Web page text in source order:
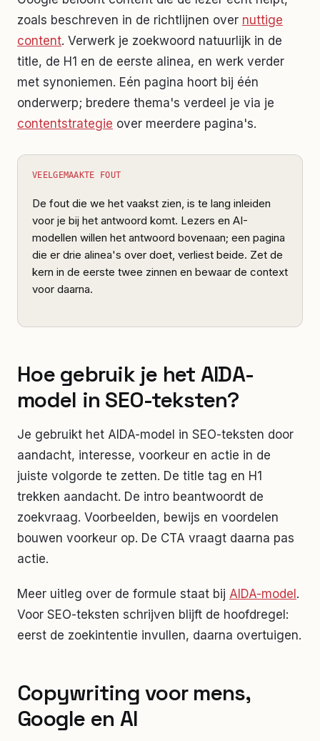
zoals beschreven in de richtlijnen over nuttige
content. Verwerk je zoekwoord natuurlijk in de
title, de H1 en de eerste alinea, en werk verder
met synoniemen. Eén pagina hoort bij één
onderwerp; bredere thema's verdeel je via je
contentstrategie over meerdere pagina's.
VEELGEMAAKTE FOUT
De fout die we het vaakst zien, is te lang inleiden
voor je bij het antwoord komt. Lezers en AI-
modellen willen het antwoord bovenaan; een pagina
die er drie alinea's over doet, verliest beide. Zet de
kern in de eerste twee zinnen en bewaar de context
voor daarna.
Hoe gebruik je het AIDA-
model in SEO-teksten?
Je gebruikt het AIDA-model in SEO-teksten door
aandacht, interesse, voorkeur en actie in de
juiste volgorde te zetten. De title tag en H1
trekken aandacht. De intro beantwoordt de
zoekvraag. Voorbeelden, bewijs en voordelen
bouwen voorkeur op. De CTA vraagt daarna pas
actie.
Meer uitleg over de formule staat bij AIDA-model .
Voor SEO-teksten schrijven blijft de hoofdregel:
eerst de zoekintentie invullen, daarna overtuigen.
Copywriting voor mens,
Google en AI